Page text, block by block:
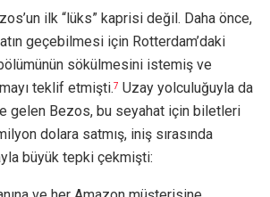
ilk “lüks” kaprisi değil. Daha önce,
geçebilmesi için Rotterdam’daki
sökülmesini istemiş ve
teklif etmişti.7 Uzay yolculuğuyla da
gelen Bezos, bu seyahat için biletleri
dolara satmış, iniş sırasında
büyük tepki çekmişti: